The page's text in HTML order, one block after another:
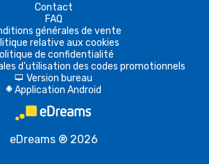
Contact
FAQ
générales de vente
relative aux cookies
de confidentialité
d'utilisation des codes promotionnels
d Version bureau
A Application Android
eDreams ® 2026